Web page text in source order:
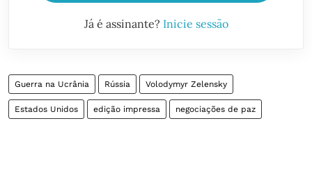
Já é assinante? Inicie sessão
Guerra na Ucrânia Rússia Volodymyr Zelensky
Estados Unidos edição impressa negociações de paz